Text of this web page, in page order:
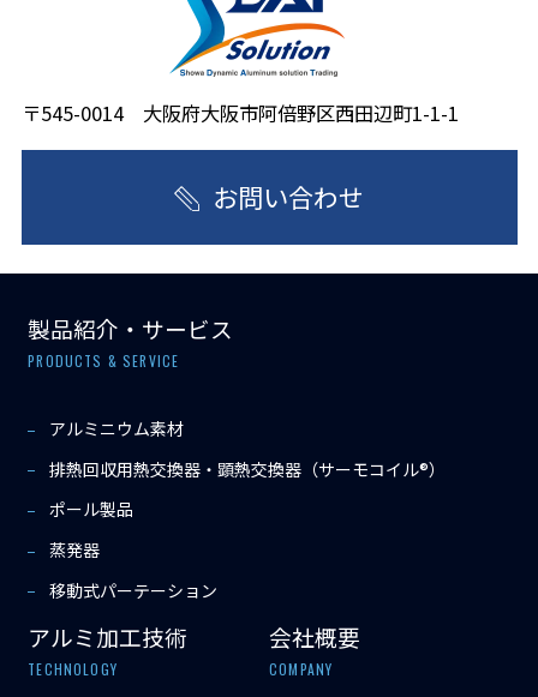
〒545-0014 大阪府大阪市阿倍野区西田辺町1-1-1
お問い合わせ
製品紹介・サービス
PRODUCTS & SERVICE
アルミニウム素材
排熱回収用熱交換器・顕熱交換器（サーモコイル®）
ポール製品
蒸発器
移動式パーテーション
アルミ加工技術
TECHNOLOGY
会社概要
COMPANY